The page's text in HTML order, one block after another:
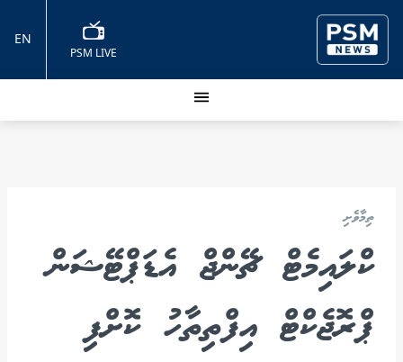
PSM LIVE
EN
ތިމާވެށި
ކްލައިމެޓް ޗޭންޖް އެޑަޕްޓޭޝަން
ޕްރޮޖެކްޓް އިފްތިތާހު ކޮށްފި